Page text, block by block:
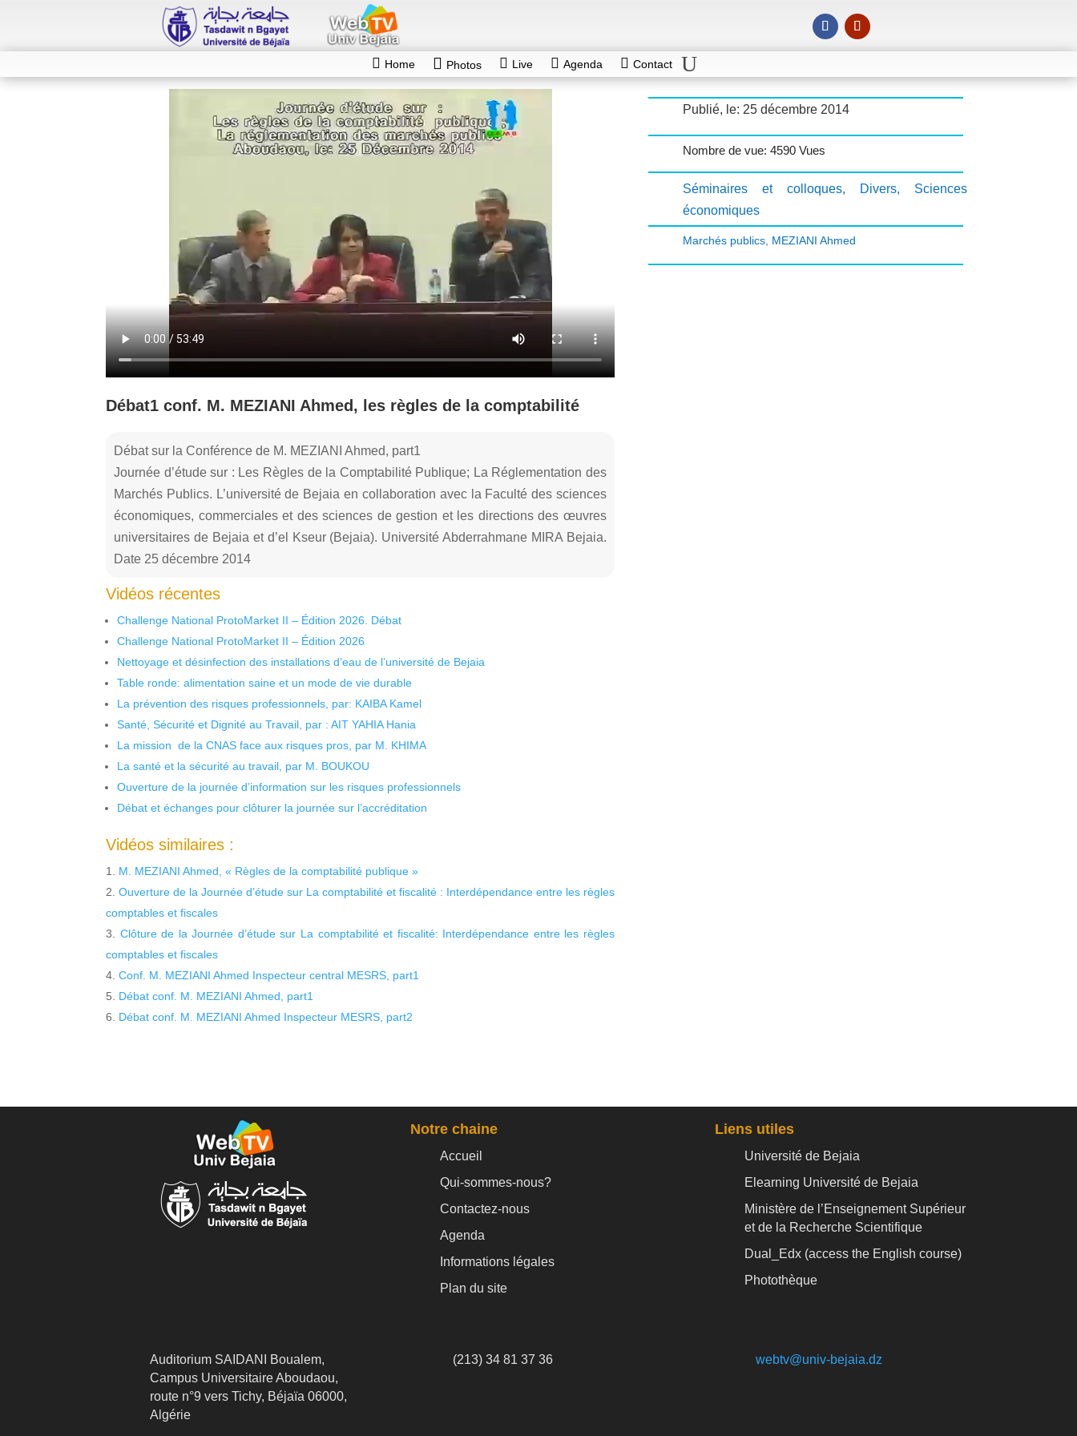
Home Photos Live Agenda Contact
Débat1 conf. M. MEZIANI Ahmed, les règles de la comptabilité
Débat sur la Conférence de M. MEZIANI Ahmed, part1
Journée d’étude sur : Les Règles de la Comptabilité Publique; La Réglementation des
Marchés Publics. L’université de Bejaia en collaboration avec la Faculté des sciences
économiques, commerciales et des sciences de gestion et les directions des œuvres
universitaires de Bejaia et d’el Kseur (Bejaia). Université Abderrahmane MIRA Bejaia.
Date 25 décembre 2014
Vidéos récentes
Challenge National ProtoMarket II – Édition 2026. Débat
Challenge National ProtoMarket II – Édition 2026
Nettoyage et désinfection des installations d’eau de l’université de Bejaia
Table ronde: alimentation saine et un mode de vie durable
La prévention des risques professionnels, par: KAIBA Kamel
Santé, Sécurité et Dignité au Travail, par : AIT YAHIA Hania
La mission de la CNAS face aux risques pros, par M. KHIMA
La santé et la sécurité au travail, par M. BOUKOU
Ouverture de la journée d’information sur les risques professionnels
Débat et échanges pour clôturer la journée sur l’accréditation
Vidéos similaires :
M. MEZIANI Ahmed, « Règles de la comptabilité publique »
Ouverture de la Journée d’étude sur La comptabilité et fiscalité : Interdépendance entre les règles
comptables et fiscales
Clôture de la Journée d’étude sur La comptabilité et fiscalité: Interdépendance entre les règles
comptables et fiscales
Conf. M. MEZIANI Ahmed Inspecteur central MESRS, part1
Débat conf. M. MEZIANI Ahmed, part1
Débat conf. M. MEZIANI Ahmed Inspecteur MESRS, part2
Publié, le: 25 décembre 2014
Nombre de vue: 4590 Vues
Séminaires et colloques, Divers, Sciences
économiques
Marchés publics, MEZIANI Ahmed
Notre chaine
Accueil
Qui-sommes-nous?
Contactez-nous
Agenda
Informations légales
Plan du site
Liens utiles
Université de Bejaia
Elearning Université de Bejaia
Ministère de l’Enseignement Supérieur
et de la Recherche Scientifique
Dual_Edx (access the English course)
Photothèque
Auditorium SAIDANI Boualem,
Campus Universitaire Aboudaou,
route n°9 vers Tichy, Béjaïa 06000,
Algérie
(213) 34 81 37 36 webtv@univ-bejaia.dz